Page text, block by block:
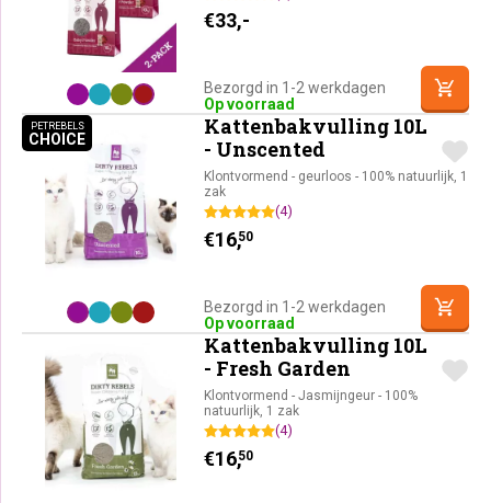
€33,-
Bezorgd in 1-2 werkdagen
Op voorraad
PETREBELS
CHOICEPETREBELS CHOICE
Kattenbakvulling 10L
- Unscented
Klontvormend - geurloos - 100% natuurlijk, 1
zak
(4)
€16,50
Bezorgd in 1-2 werkdagen
Op voorraad
Kattenbakvulling 10L
- Fresh Garden
Klontvormend - Jasmijngeur - 100%
natuurlijk, 1 zak
(4)
€16,50